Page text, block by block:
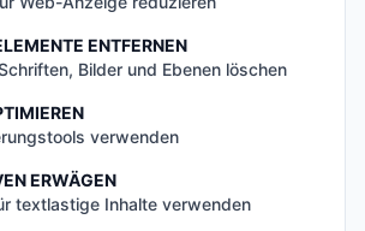
ENTFERNEN
Bilder und Ebenen löschen
verwenden
ERWÄGEN
textlastige Inhalte verwenden